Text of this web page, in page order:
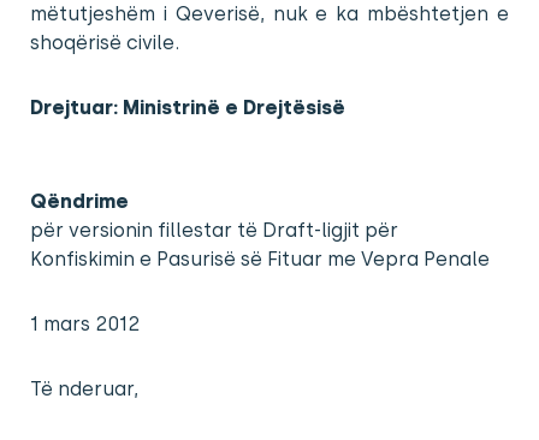
mëtutjeshëm i Qeverisë, nuk e ka mbështetjen e
shoqërisë civile.
Drejtuar: Ministrinë e Drejtësisë
Qëndrime
për versionin fillestar të Draft-ligjit për
Konfiskimin e Pasurisë së Fituar me Vepra Penale
1 mars 2012
Të nderuar,